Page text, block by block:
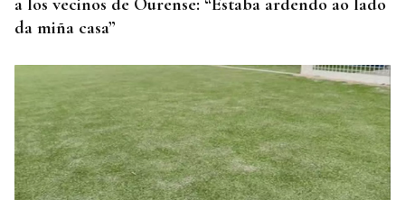
a los vecinos de Ourense: “Estaba ardendo ao lado
da miña casa”